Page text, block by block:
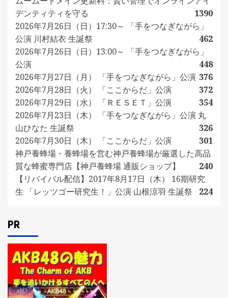
デンティティを守る
1390
2026年7月26日（日）17:30～ 「手をつなぎながら」
公演 川村結衣 生誕祭
462
2026年7月26日（日）13:00～ 「手をつなぎながら」
公演
448
2026年7月27日（月） 「手をつなぎながら」公演 376
2026年7月28日（火） 「ここからだ」公演
372
2026年7月29日（水） 「ＲＥＳＥＴ」公演
354
2026年7月23日（木） 「手をつなぎながら」公演 丸
山ひなた 生誕祭
326
2026年7月30日（木） 「ここからだ」公演
301
神戸養蜂場・養蜂場を営む神戸養蜂場が厳選した高品
質な蜂蜜専門店【神戸養蜂場 通販ショップ】
240
【リバイバル配信】2017年8月17日（木） 16期研究
生 「レッツゴー研究生！」公演 山根涼羽 生誕祭
224
PR